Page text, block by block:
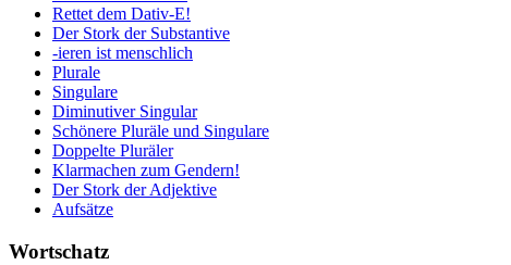
Rettet dem Dativ-E!
Der Stork der Substantive
-ieren ist menschlich
Plurale
Singulare
Diminutiver Singular
Schönere Pluräle und Singulare
Doppelte Pluräler
Klarmachen zum Gendern!
Der Stork der Adjektive
Aufsätze
Wortschatz